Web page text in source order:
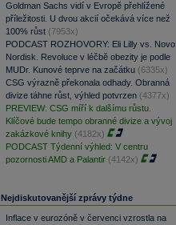
Goldman Sachs vidí v Evropě přehlížené
příležitosti. U dvou akcií očekává více než
100% růst (7953x)
PODCAST ROZHOVORY: Eli Lilly vs. Novo
Nordisk. Revoluce v léčbě obezity je podle
MUDr. Kunové teprve na začátku (6335x)
CSG výrazně překonala odhady. Obranná
divize táhne růst, výhled potvrzen (4377x)
PREVIEW: CSG míří k dalšímu růstu.
Klíčové bude tempo obranné divize a vývoj
zakázkové knihy (4182x)
PODCAST Týdenní výhled: V centru
pozornosti AMD a Palantir (4142x)
Nejdiskutovanější zprávy týdne
Inflace v eurozóně v červenci vzrostla na